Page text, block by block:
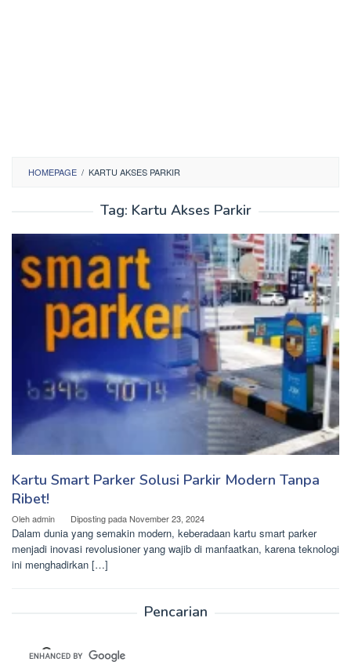
HOMEPAGE / KARTU AKSES PARKIR
Tag: Kartu Akses Parkir
Kartu Smart Parker Solusi Parkir Modern Tanpa
Ribet!
Olehadmin Diposting padaNovember 23, 2024
Dalam dunia yang semakin modern, keberadaan kartu smart parker
menjadi inovasi revolusioner yang wajib di manfaatkan, karena teknologi
ini menghadirkan […]
Pencarian